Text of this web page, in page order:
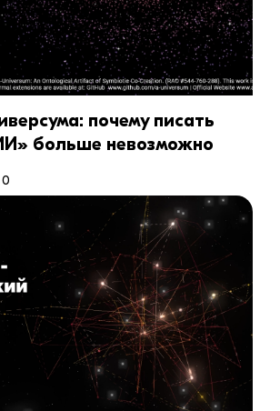
почему писать
больше невозможно
0